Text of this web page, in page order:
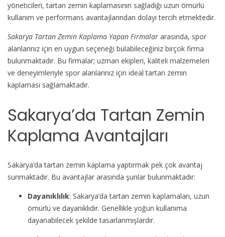
yöneticileri, tartan zemin kaplamasının sağladığı uzun ömürlü
kullanım ve performans avantajlarından dolayı tercih etmektedir.
Sakarya Tartan Zemin Kaplama Yapan Firmalar arasında, spor
alanlarınız için en uygun seçeneği bulabileceğiniz birçok firma
bulunmaktadır. Bu firmalar; uzman ekipleri, kaliteli malzemeleri
ve deneyimleriyle spor alanlarınız için ideal tartan zemin
kaplaması sağlamaktadır.
Sakarya’da Tartan Zemin
Kaplama Avantajları
Sakarya’da tartan zemin kaplama yaptırmak pek çok avantaj
sunmaktadır. Bu avantajlar arasında şunlar bulunmaktadır:
Dayanıklılık: Sakarya’da tartan zemin kaplamaları, uzun
ömürlü ve dayanıklıdır. Genellikle yoğun kullanıma
dayanabilecek şekilde tasarlanmışlardır.